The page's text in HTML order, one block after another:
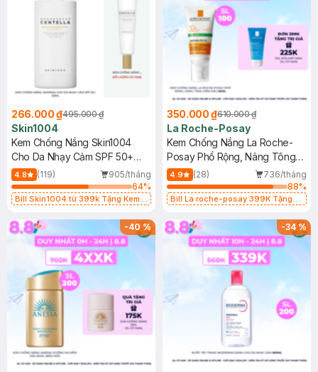
266.000 ₫495.000 ₫
Skin1004
Kem Chống Nắng Skin1004
Cho Da Nhạy Cảm SPF 50+
50ml
4.8 (119)
905/tháng
64%
Bill Skin1004 từ 399k Tặng Kem
SPF 50+ 20ml (SL Có Hạn)
350.000 ₫610.000 ₫
La Roche-Posay
Kem Chống Nắng La Roche-
Posay Phổ Rộng, Nâng Tông
Kiềm Dầu 50ml
4.9 (28)
736/tháng
88%
Bill La roche-posay 399K Tặng
(SL có hạn)
-40% -34%